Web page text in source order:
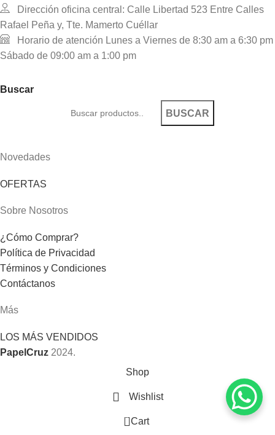
Dirección oficina central: Calle Libertad 523 Entre Calles
Rafael Peña y, Tte. Mamerto Cuéllar
Horario de atención Lunes a Viernes de 8:30 am a 6:30 pm
Sábado de 09:00 am a 1:00 pm
Buscar
BUSCAR
Novedades
OFERTAS
Sobre Nosotros
¿Cómo Comprar?
Política de Privacidad
Términos y Condiciones
Contáctanos
Más
LOS MÁS VENDIDOS
PapelCruz 2024.
Shop
Wishlist
0 Cart